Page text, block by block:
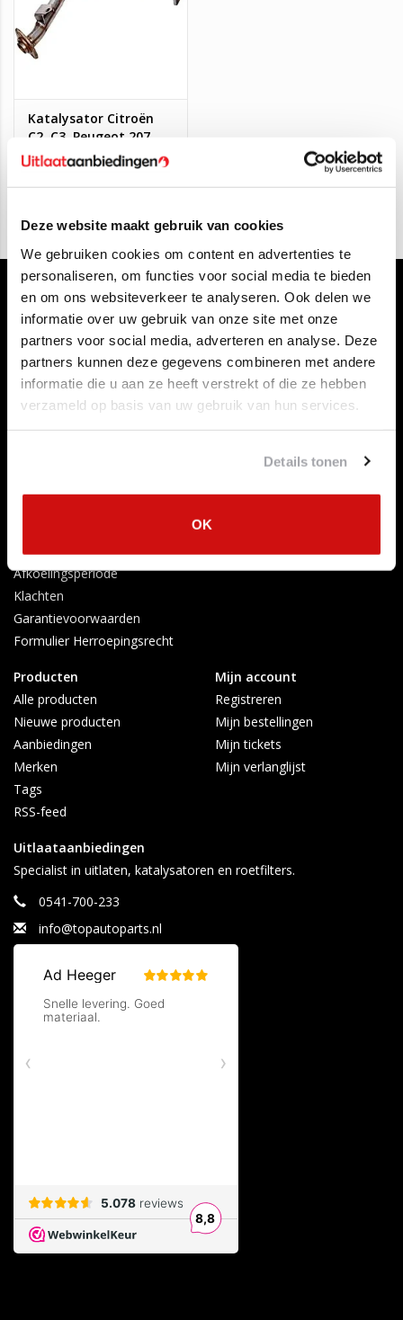
Deze website maakt gebruik van cookies
We gebruiken cookies om content en advertenties te
personaliseren, om functies voor social media te bieden
en om ons websiteverkeer te analyseren. Ook delen we
informatie over uw gebruik van onze site met onze
partners voor social media, adverteren en analyse. Deze
partners kunnen deze gegevens combineren met andere
informatie die u aan ze heeft verstrekt of die ze hebben
verzameld op basis van uw gebruik van hun services.
Details tonen
OK
Katalysator Citroën
C2, C3, Peugeot 207,
1007 1.4
€280,00 €179,00
Klantenservice
Contact opnemen
Verzenden & retourneren
Afkoelingsperiode
Klachten
Garantievoorwaarden
Formulier Herroepingsrecht
Producten
Alle producten
Nieuwe producten
Aanbiedingen
Merken
Tags
RSS-feed
Mijn account
Registreren
Mijn bestellingen
Mijn tickets
Mijn verlanglijst
Uitlaataanbiedingen
Specialist in uitlaten, katalysatoren en roetfilters.
0541-700-233
info@topautoparts.nl